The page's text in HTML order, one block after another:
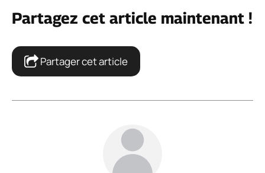
Partagez cet article maintenant !
Partager cet article